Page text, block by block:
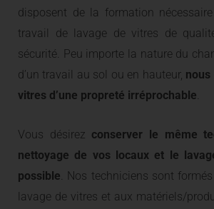
disposent de la formation
travail de lavage de vitres de
sécurité. Peu importe la nature du
d’un travail au sol ou en hauteur, nous
vitres d’une propreté irréprochable.
Vous désirez conserver le même
nettoyage de vos locaux et le
possible . Nos techniciens sont
lavage de vitres et aux matériels/